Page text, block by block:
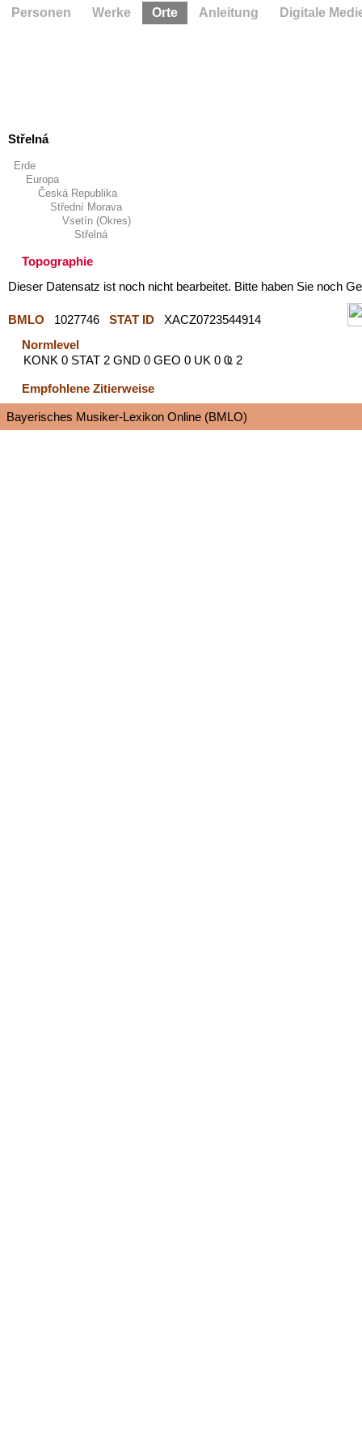
Střelná
Erde
Europa
Česká Republika
Střední Morava
Vsetín (Okres)
Střelná
Topographie
Dieser Datensatz ist noch nicht bearbeitet. Bitte haben Sie noch
BMLO 1027746 STAT ID
XACZ0723544914
Normlevel
KONK 0 STAT 2 GND 0 GEO 0 UK 0 Ҩ 2
Empfohlene Zitierweise
Bayerisches Musiker-Lexikon Online (BMLO)
Personen Werke Orte Anleitung Digitale